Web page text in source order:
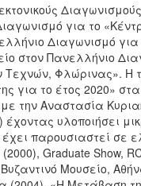
για το
Διαγωνισμό
στον Πανελλήνιο
Τεχνών, Φλώρινας».
για το έτος 2020»
την Αναστασία
) έχοντας υλοποιήσει
παρουσιαστεί σε
(2000), Graduate Show,
Μουσείο,